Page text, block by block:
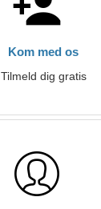
Kom med os
Tilmeld dig gratis